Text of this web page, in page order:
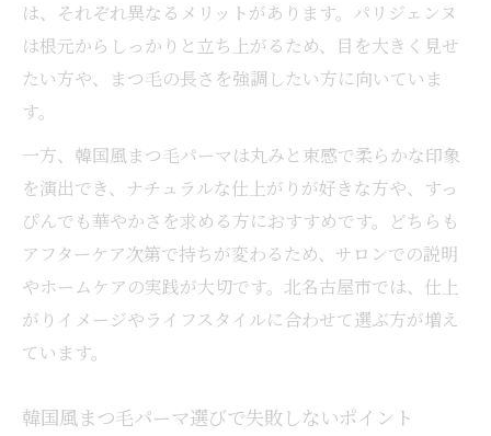
は、それぞれ異なるメリットがあります。パリジェンヌ
は根元からしっかりと立ち上がるため、目を大きく見せ
たい方や、まつ毛の長さを強調したい方に向いていま
す。
一方、韓国風まつ毛パーマは丸みと束感で柔らかな印象
を演出でき、ナチュラルな仕上がりが好きな方や、すっ
ぴんでも華やかさを求める方におすすめです。どちらも
アフターケア次第で持ちが変わるため、サロンでの説明
やホームケアの実践が大切です。北名古屋市では、仕上
がりイメージやライフスタイルに合わせて選ぶ方が増え
ています。
韓国風まつ毛パーマ選びで失敗しないポイント